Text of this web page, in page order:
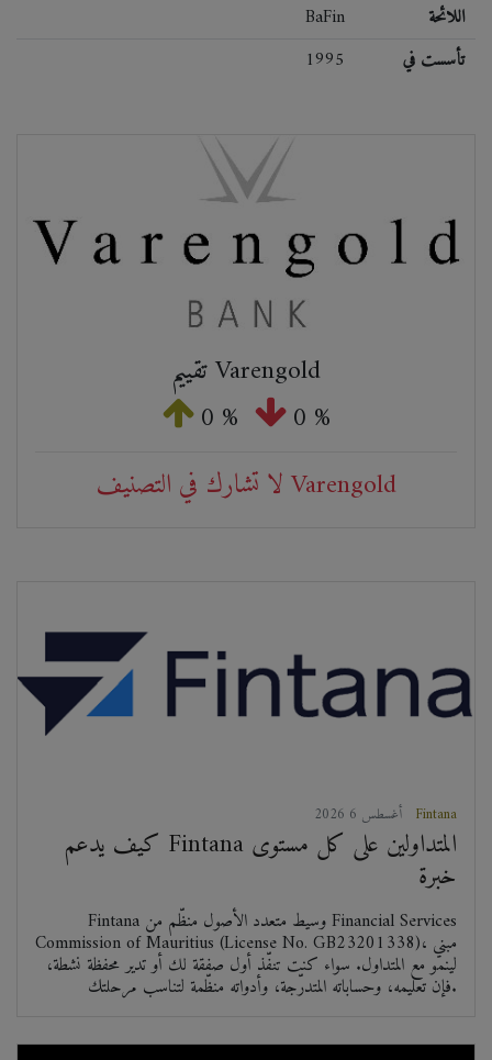
BaFin
اللائحة
1995
تأسست في
تقييم Varengold
0 % 0 %
لا تشارك في التصنيف Varengold
Fintana
كيف يدعم Fintana المتداولين على كل مستوى
خبرة
Fintana وسيط متعدد الأصول منظّم من Financial Services
Commission of Mauritius (License No. GB23201338)، مبني
لينمو مع المتداول. سواء كنت تنفّذ أول صفقة لك أو تدير محفظة نشطة،
فإن تعليمه، وحساباته المتدرّجة، وأدواته منظّمة لتناسب مرحلتك.